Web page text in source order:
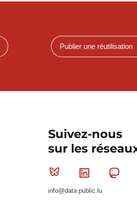
Publier une réutilisation
Suivez-nous
sur les
Bluesky Linkedin
info@data.public.lu